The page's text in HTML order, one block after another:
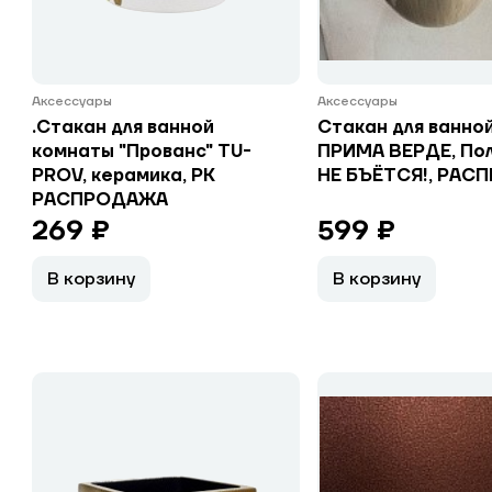
Аксессуары
.Стакан для ванной
комнаты "Прованс" TU-
PROV, керамика, РК
РАСПРОДАЖА
269 ₽
В корзину
Аксессуары
Стакан для
ПРИМА ВЕРДЕ,
НЕ БЪЁТСЯ!,
599 ₽
В корзину